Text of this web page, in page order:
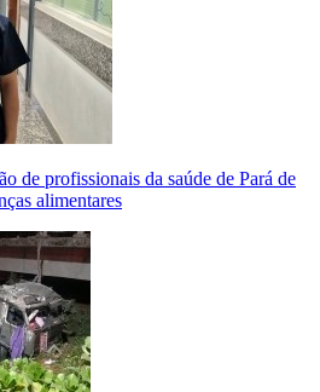
de profissionais da saúde de Pará de
alimentares